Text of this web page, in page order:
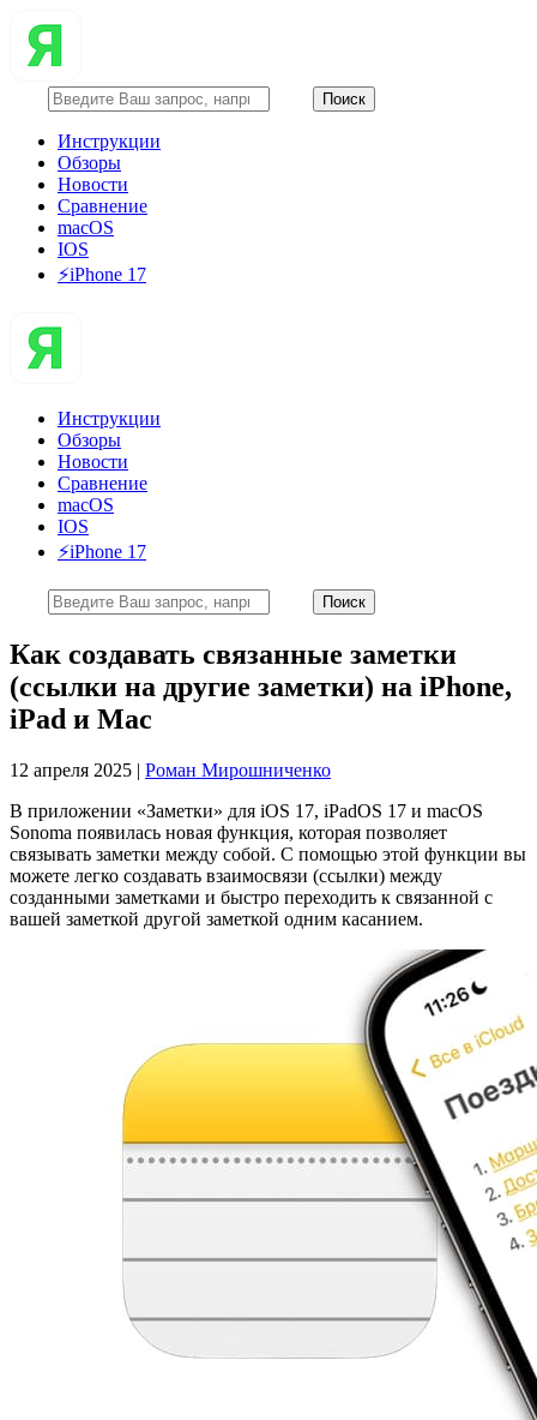
Инструкции
Обзоры
Новости
Сравнение
macOS
IOS
⚡️iPhone 17
Инструкции
Обзоры
Новости
Сравнение
macOS
IOS
⚡️iPhone 17
Как создавать связанные заметки
(ссылки на другие заметки) на iPhone,
iPad и Mac
12 апреля 2025 | Роман Мирошниченко
В приложении «Заметки» для iOS 17, iPadOS 17 и macOS
Sonoma появилась новая функция, которая позволяет
связывать заметки между собой. С помощью этой функции вы
можете легко создавать взаимосвязи (ссылки) между
созданными заметками и быстро переходить к связанной с
вашей заметкой другой заметкой одним касанием.